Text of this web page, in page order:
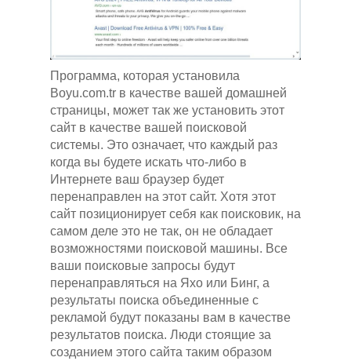
Программа, которая установила
Boyu.com.tr в качестве вашей домашней
страницы, может так же установить этот
сайт в качестве вашей поисковой
системы. Это означает, что каждый раз
когда вы будете искать что-либо в
Интернете ваш браузер будет
перенаправлен на этот сайт. Хотя этот
сайт позиционирует себя как поисковик, на
самом деле это не так, он не обладает
возможностями поисковой машины. Все
ваши поисковые запросы будут
перенаправляться на Яхо или Бинг, а
результаты поиска объединенные с
рекламой будут показаны вам в качестве
результатов поиска. Люди стоящие за
созданием этого сайта таким образом